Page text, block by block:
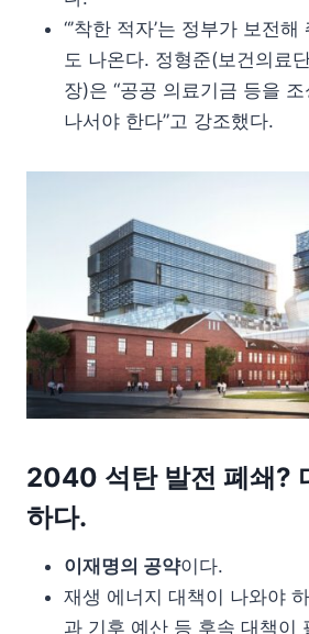
“’착한 적자’는 정부가 보전
도 나온다. 정형준(보건의료
장)은 “공공 의료기금 등을
나서야 한다”고 강조했다.
2040 석탄 발전 폐쇄?
하다.
이재명의 공약이다.
재생 에너지 대책이 나와야
과 기후 예산 등 후속 대책이